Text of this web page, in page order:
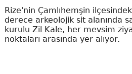
Rize'nin Çamlıhemşin
derece arkeolojik sit alanında
kurulu Zil Kale, her mevsim
noktaları arasında yer alıyor.